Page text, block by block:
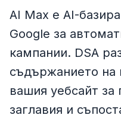
AI Max е AI-
Google за
кампании. DSA
съдържанието на
вашия уебсайт за
заглавия и